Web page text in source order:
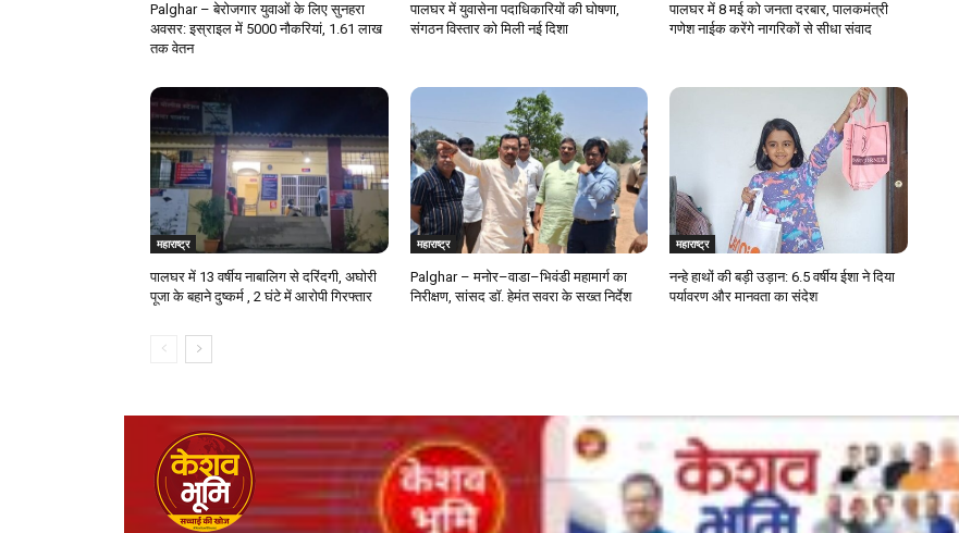
Palghar – बेरोजगार युवाओं के लिए सुनहरा
अवसर: इस्राइल में 5000 नौकरियां, ₹1.61 लाख
तक वेतन
पालघर में युवासेना पदाधिकारियों की घोषणा,
संगठन विस्तार को मिली नई दिशा
पालघर में 8 मई को जनता दरबार, पालकमंत्री
गणेश नाईक करेंगे नागरिकों से सीधा संवाद
महाराष्ट्र
पालघर में 13 वर्षीय नाबालिग से दरिंदगी, अघोरी
पूजा के बहाने दुष्कर्म , 2 घंटे में आरोपी गिरफ्तार
महाराष्ट्र
Palghar – मनोर–वाडा–भिवंडी महामार्ग का
निरीक्षण, सांसद डॉ. हेमंत सवरा के सख्त निर्देश
महाराष्ट्र
नन्हे हाथों की बड़ी उड़ान: 6.5 वर्षीय ईशा ने दिया
पर्यावरण और मानवता का संदेश